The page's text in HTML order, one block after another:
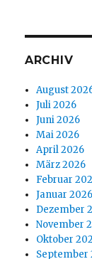
ARCHIV
August
Juli 2026
Juni 2026
Mai 2026
April 2026
März 2026
Februar
Januar 2026
Dezember
November
Oktober
September